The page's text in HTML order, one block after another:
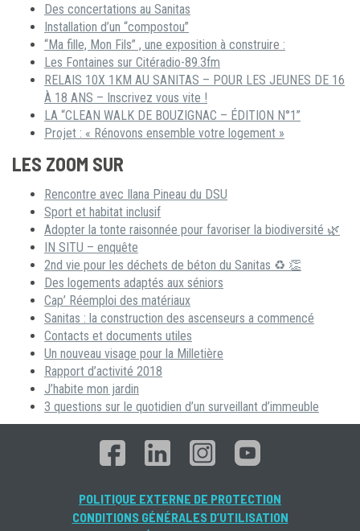
Des concertations au Sanitas
Installation d’un “compostou”
“Ma fille, Mon Fils” , une exposition à construire :
Les Fontaines sur Citéradio-89.3fm
RELAIS 10X 1KM AU SANITAS – POUR LES JEUNES DE 16
À 18 ANS – Inscrivez vous vite !
LA “CLEAN WALK DE BOUZIGNAC – ÉDITION N°1”
Projet : « Rénovons ensemble votre logement »
LES ZOOM SUR
Rencontre avec Ilana Pineau du DSU
Sport et habitat inclusif
Adopter la tonte raisonnée pour favoriser la biodiversité 🌿
IN SITU – enquête
2nd vie pour les déchets de béton du Sanitas ♻ 👏
Des logements adaptés aux séniors
Cap’ Réemploi des matériaux
Sanitas : la construction des ascenseurs a commencé
Contacts et documents utiles
Un nouveau visage pour la Milletière
Rapport d’activité 2018
J’habite mon jardin
3 questions sur le quotidien d’un surveillant d’immeuble
POLITIQUE EXTERNE DE PROTECTION
CONDITIONS GÉNÉRALES D’UTILISATION